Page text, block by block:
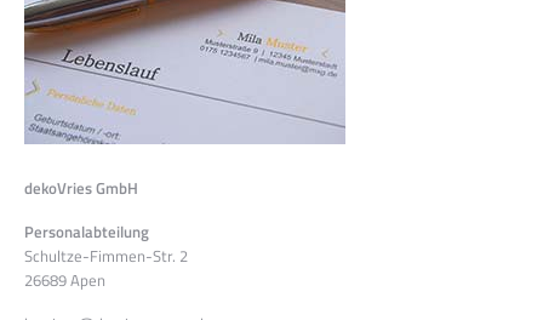
dekoVries GmbH
Personalabteilung
Schultze-Fimmen-Str. 2
26689 Apen